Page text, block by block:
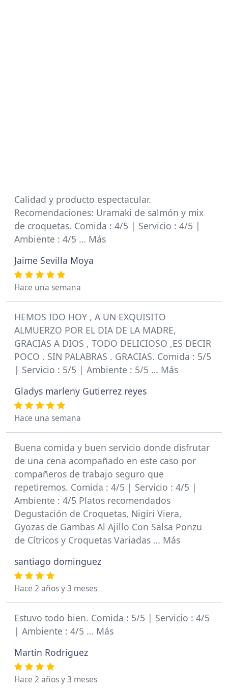
Calidad y producto espectacular.
Recomendaciones: Uramaki de salmón y mix
de croquetas. Comida : 4/5 | Servicio : 4/5 |
Ambiente : 4/5 … Más
Jaime Sevilla Moya
Hace una semana
HEMOS IDO HOY , A UN EXQUISITO
ALMUERZO POR EL DIA DE LA MADRE,
GRACIAS A DIOS , TODO DELICIOSO ,ES DECIR
POCO . SIN PALABRAS . GRACIAS. Comida : 5/5
| Servicio : 5/5 | Ambiente : 5/5 … Más
Gladys marleny Gutierrez reyes
Hace una semana
Buena comida y buen servicio donde disfrutar
de una cena acompañado en este caso por
compañeros de trabajo seguro que
repetiremos. Comida : 4/5 | Servicio : 4/5 |
Ambiente : 4/5 Platos recomendados
Degustación de Croquetas, Nigiri Viera,
Gyozas de Gambas Al Ajillo Con Salsa Ponzu
de Cítricos y Croquetas Variadas … Más
santiago dominguez
Hace 2 años y 3 meses
Estuvo todo bien. Comida : 5/5 | Servicio : 4/5
| Ambiente : 4/5 … Más
Martín Rodríguez
Hace 2 años y 3 meses